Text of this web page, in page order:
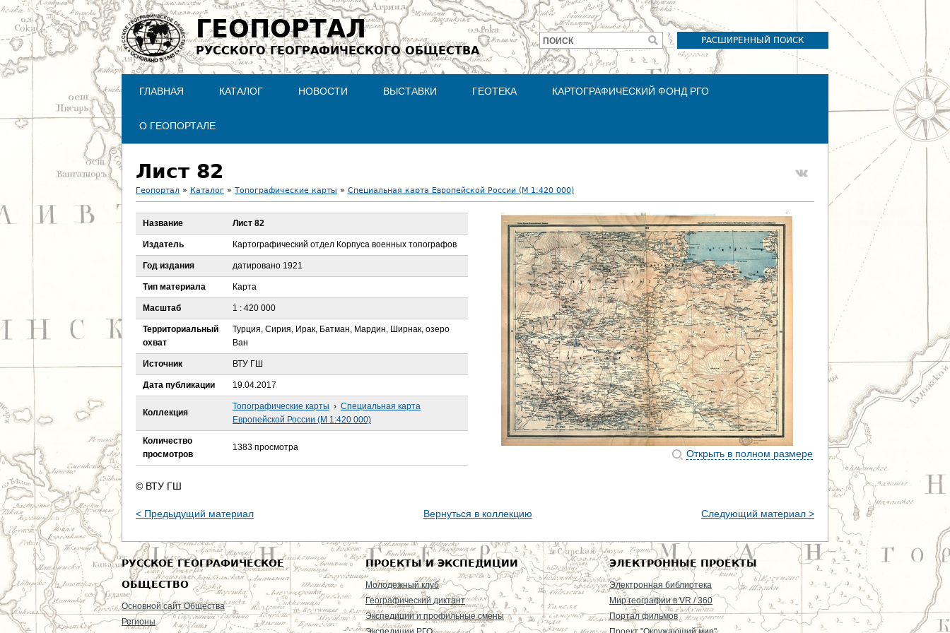
Jump to navigation
ГЕОПОРТАЛ
РУССКОГО ГЕОГРАФИЧЕСКОГО ОБЩЕСТВА
РАСШИРЕННЫЙ ПОИСК
Форма
поиска
ПОИСК
ГЛАВНАЯ КАТАЛОГ НОВОСТИ ВЫСТАВКИ ГЕОТЕКА КАРТОГРАФИЧЕСКИЙ ФОНД РГО
О ГЕОПОРТАЛЕ
Лист 82
В
ы
д
е
с
ь
Геопортал » Каталог » Топографические карты » Специальная карта Европейской России (М 1:420 000)
Открыть в полном размере
Название Лист 82
Издатель Картографический отдел Корпуса военных топографов
Год издания датировано 1921
Тип материала Карта
Масштаб 1 : 420 000
Территориальный
охват
Турция, Сирия, Ирак, Батман, Мардин, Ширнак, озеро
Ван
Источник ВТУ ГШ
Дата публикации 19.04.2017
Коллекция
Топографические карты › Специальная карта
Европейской России (М 1:420 000)
Количество
просмотров
1383 просмотра
© ВТУ ГШ
< Предыдущий материал Вернуться в коллекцию Следующий материал >
РУССКОЕ ГЕОГРАФИЧЕСКОЕ
ОБЩЕСТВО
Основной сайт Общества
Регионы
ПРОЕКТЫ И ЭКСПЕДИЦИИ
Молодежный клуб
Географический диктант
Экспедиции и профильные смены
ЭЛЕКТРОННЫЕ ПРОЕКТЫ
Электронная библиотека
Мир географии в VR / 360
Портал фильмов